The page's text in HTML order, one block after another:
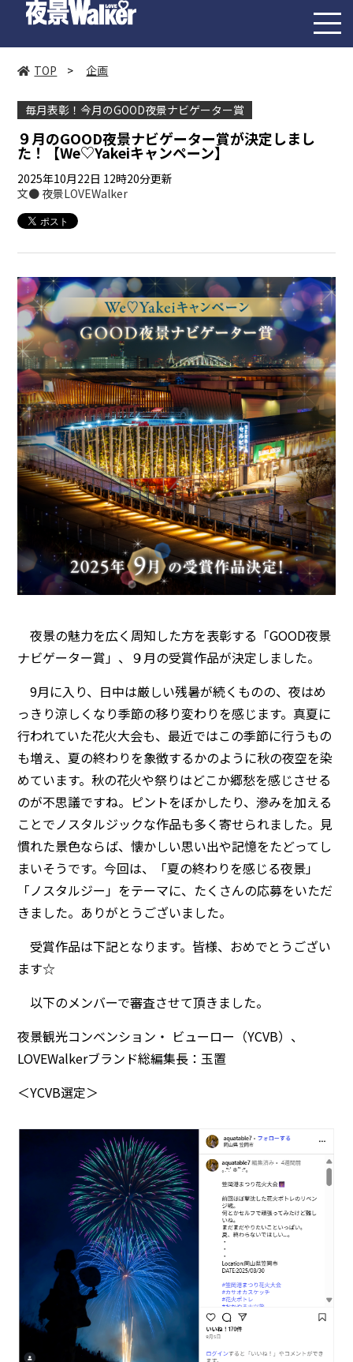
TOP > 企画
毎月表彰！今月のGOOD夜景ナビゲーター賞
９月のGOOD夜景ナビゲーター賞が決定しまし
た！【We♡Yakeiキャンペーン】
2025年10月22日 12時20分更新
文● 夜景LOVEWalker
夜景の魅力を広く周知した方を表彰する「GOOD夜景
ナビゲーター賞」、９月の受賞作品が決定しました。
9月に入り、日中は厳しい残暑が続くものの、夜はめ
っきり涼しくなり季節の移り変わりを感じます。真夏に
行われていた花火大会も、最近ではこの季節に行うもの
も増え、夏の終わりを象徴するかのように秋の夜空を染
めています。秋の花火や祭りはどこか郷愁を感じさせる
のが不思議ですね。ピントをぼかしたり、滲みを加える
ことでノスタルジックな作品も多く寄せられました。見
慣れた景色ならば、懐かしい思い出や記憶をたどってし
まいそうです。今回は、「夏の終わりを感じる夜景」
「ノスタルジー」をテーマに、たくさんの応募をいただ
きました。ありがとうございました。
受賞作品は下記となります。皆様、おめでとうござい
ます☆
以下のメンバーで審査させて頂きました。
夜景観光コンベンション・ ビューロー（YCVB）、
LOVEWalkerブランド総編集長：玉置
＜YCVB選定＞